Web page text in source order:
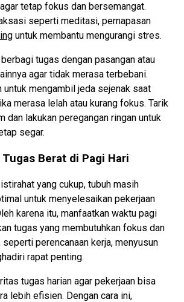
tetap fokus dan bersemangat.
seperti meditasi, pernapasan
untuk membantu mengurangi stres.
tugas dengan pasangan atau
agar tidak merasa terbebani.
untuk mengambil jeda sejenak saat
merasa lelah atau kurang fokus. Tarik
dan lakukan peregangan ringan untuk
segar.
Berat di Pagi Hari
yang cukup, tubuh masih
untuk menyelesaikan pekerjaan
karena itu, manfaatkan waktu pagi
tugas yang membutuhkan fokus dan
perencanaan kerja, menyusun
rapat penting.
tugas harian agar pekerjaan bisa
lebih efisien. Dengan cara ini,